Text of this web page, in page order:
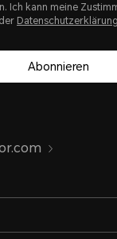
Ich kann meine
Datenschutzerklärung
Abonnieren